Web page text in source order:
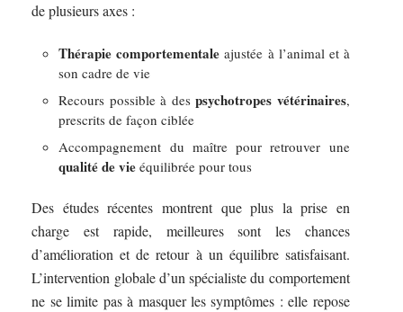
de plusieurs axes :
Thérapie comportementale ajustée à l’animal et à
son cadre de vie
Recours possible à despsychotropes vétérinaires,
prescrits de façon ciblée
Accompagnement du maître pour retrouver une
qualité de vie équilibrée pour tous
Des études récentes montrent que plus la prise en
charge est rapide, meilleures sont les chances
d’amélioration et de retour à un équilibre satisfaisant.
L’intervention globale d’un spécialiste du comportement
ne se limite pas à masquer les symptômes : elle repose